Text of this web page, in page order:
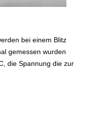
bei einem Blitz
gemessen wurden
die Spannung die zur